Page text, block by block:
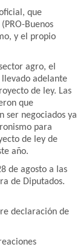
que
Buenos
y el propio
agro, el
adelante
de ley. Las
que
ser negociados ya
para
de ley de
año.
de agosto a las
de Diputados.
declaración de